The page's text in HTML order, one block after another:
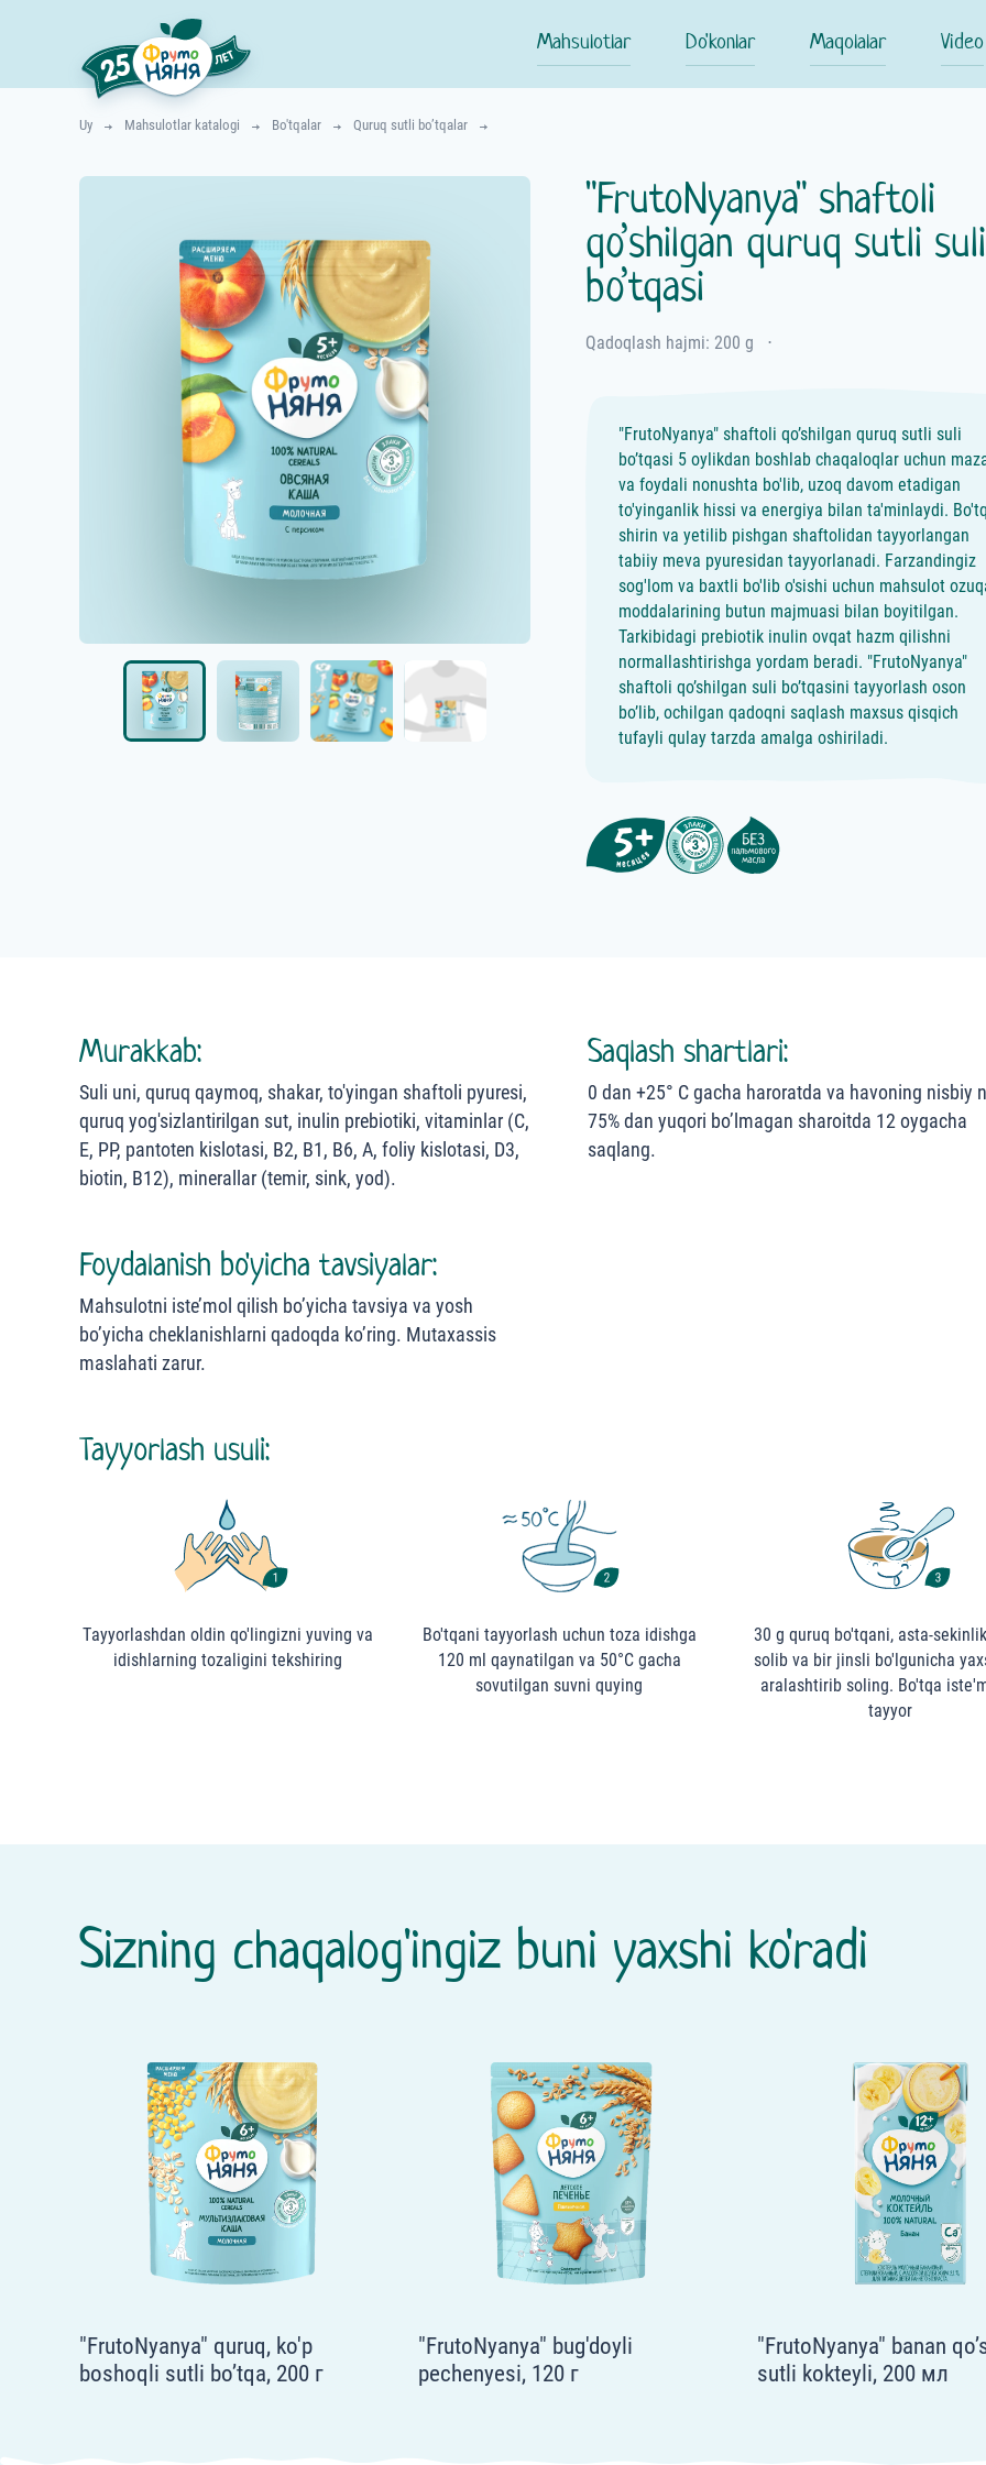
Mahsulotlar Do'konlar Maqolalar Video
Uy Mahsulotlar katalogi Bo'tqalar Quruq sutli bo’tqalar
"FrutoNyanya" shaftoli
qo’shilgan quruq sutli suli
bo’tqasi
Qadoqlash hajmi: 200 g ⋅
"FrutoNyanya" shaftoli qo’shilgan quruq sutli suli
bo’tqasi 5 oylikdan boshlab chaqaloqlar uchun
va foydali nonushta bo'lib, uzoq davom etadigan
to'yinganlik hissi va energiya bilan ta'minlaydi.
shirin va yetilib pishgan shaftolidan tayyorlangan
tabiiy meva pyuresidan tayyorlanadi. Farzandingiz
sog'lom va baxtli bo'lib o'sishi uchun mahsulot
moddalarining butun majmuasi bilan boyitilgan.
Tarkibidagi prebiotik inulin ovqat hazm qilishni
normallashtirishga yordam beradi. "FrutoNyanya"
shaftoli qo’shilgan suli bo’tqasini tayyorlash oson
bo’lib, ochilgan qadoqni saqlash maxsus qisqich
tufayli qulay tarzda amalga oshiriladi.
Murakkab:
Suli uni, quruq qaymoq, shakar, to'yingan shaftoli pyuresi,
quruq yog'sizlantirilgan sut, inulin prebiotiki, vitaminlar (C,
E, PP, pantoten kislotasi, B2, B1, B6, A, foliy kislotasi, D3,
biotin, B12), minerallar (temir, sink, yod).
Foydalanish bo'yicha tavsiyalar:
Mahsulotni iste’mol qilish bo’yicha tavsiya va yosh
bo’yicha cheklanishlarni qadoqda ko’ring. Mutaxassis
maslahati zarur.
Saqlash shartlari:
0 dan +25° С gacha haroratda va havoning nisbiy
75% dan yuqori bo’lmagan sharoitda 12 oygacha
saqlang.
Tayyorlash usuli:
Тayyorlashdan oldin qo'lingizni yuving va
idishlarning tozaligini tekshiring
Bo'tqani tayyorlash uchun toza idishga
120 ml qaynatilgan va 50°C gacha
sovutilgan suvni quying
30 g quruq bo'tqani, asta-
solib va bir jinsli bo'lgunicha
aralashtirib soling. Bo'tqa
tayyor
Sizning chaqalog'ingiz buni yaxshi ko'radi
"FrutoNyanya" quruq, ko'p
boshoqli sutli bo’tqa, 200 г
"FrutoNyanya" bug'doyli
pechenyesi, 120 г
"FrutoNyanya" banan
sutli kokteyli, 200 мл